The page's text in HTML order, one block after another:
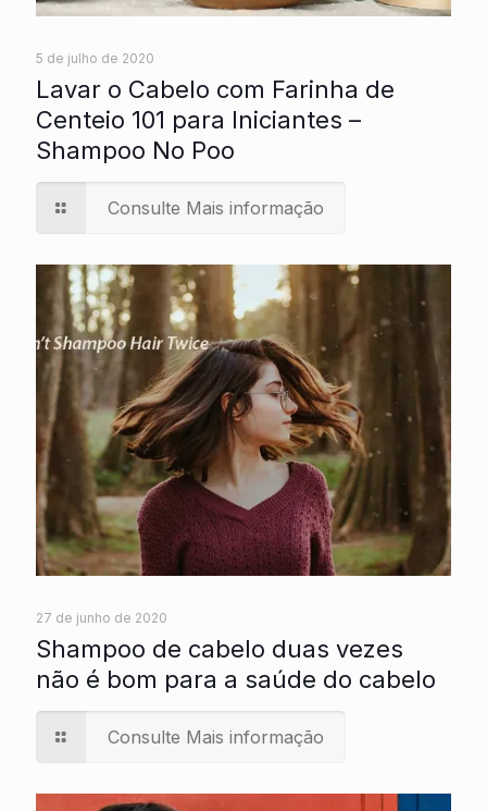
5 de julho de 2020
Lavar o Cabelo com Farinha de
Centeio 101 para Iniciantes –
Shampoo No Poo
Consulte Mais informação
27 de junho de 2020
Shampoo de cabelo duas vezes
não é bom para a saúde do cabelo
Consulte Mais informação